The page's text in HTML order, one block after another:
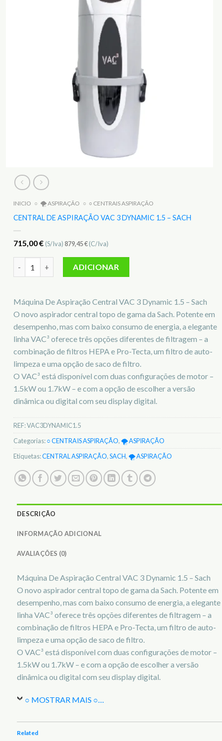
INICIO ○ 🌪️ ASPIRAÇÃO ○ ○ CENTRAIS ASPIRAÇÃO
CENTRAL DE ASPIRAÇÃO VAC 3 DYNAMIC 1.5 – SACH
715,00€ (S/Iva) 879,45€(C/Iva)
ADICIONAR
Máquina De Aspiração Central VAC 3 Dynamic 1.5 – Sach
O novo aspirador central topo de gama da Sach. Potente em
desempenho, mas com baixo consumo de energia, a elegante
linha VAC³ oferece três opções diferentes de filtragem – a
combinação de filtros HEPA e Pro-Tecta, um filtro de auto-
limpeza e uma opção de saco de filtro.
O VAC³ está disponível com duas configurações de motor –
1.5kW ou 1.7kW – e com a opção de escolher a versão
dinâmica ou digital com seu display digital.
REF:VAC3DYNAMIC1.5
Categorias:○ CENTRAIS ASPIRAÇÃO, 🌪️ ASPIRAÇÃO
Etiquetas:CENTRAL ASPIRAÇÃO,SACH, 🌪️ ASPIRAÇÃO
DESCRIÇÃO
INFORMAÇÃO ADICIONAL
AVALIAÇÕES (0)
Máquina De Aspiração Central VAC 3 Dynamic 1.5 – Sach
O novo aspirador central topo de gama da Sach. Potente em
desempenho, mas com baixo consumo de energia, a elegante
linha VAC³ oferece três opções diferentes de filtragem – a
combinação de filtros HEPA e Pro-Tecta, um filtro de auto-
limpeza e uma opção de saco de filtro.
O VAC³ está disponível com duas configurações de motor –
1.5kW ou 1.7kW – e com a opção de escolher a versão
dinâmica ou digital com seu display digital.
○ MOSTRAR MAIS ○
Related